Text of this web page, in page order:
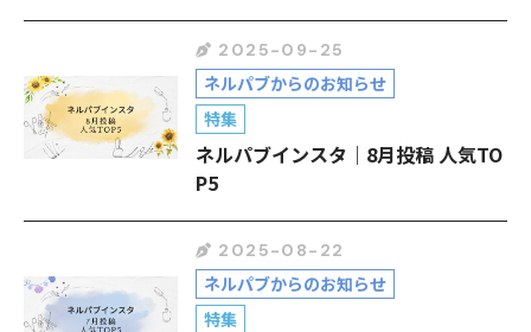
2025-09-25
ネルパブからのお知らせ
特集
ネルパブインスタ｜8月投稿 人気TO
P5
2025-08-22
ネルパブからのお知らせ
特集